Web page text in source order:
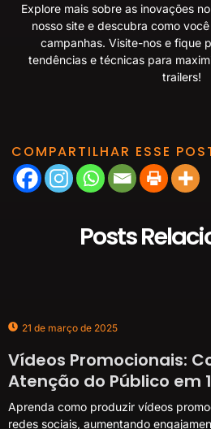
Explore mais sobre as inovações
nosso site e descubra como
campanhas. Visite-nose fique
tendências e técnicas para
trailers!
COMPARTILHAR ESSE
Posts
21 de março de 2025
Vídeos Promocionais:
Atenção do Público em
Aprenda como produzir vídeos
redes sociais, aumentando